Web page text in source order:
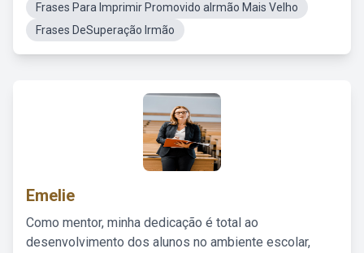
Frases Para Imprimir Promovido aIrmão Mais Velho
Frases DeSuperação Irmão
Emelie
Como mentor, minha dedicação é total ao
desenvolvimento dos alunos no ambiente escolar,